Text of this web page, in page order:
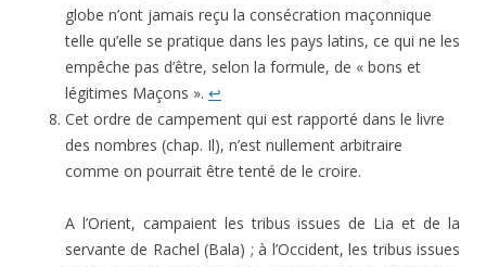
globe n’ont jamais reçu la consécration maçonnique
telle qu’elle se pratique dans les pays latins, ce qui ne les
empêche pas d’être, selon la formule, de « bons et
légitimes Maçons ». ↩
Cet ordre de campement qui est rapporté dans le livre
des nombres (chap. Il), n’est nullement arbitraire
comme on pourrait être tenté de le croire.
A l’Orient, campaient les tribus issues de Lia et de la
servante de Rachel (Bala) ; à l’Occident, les tribus issues